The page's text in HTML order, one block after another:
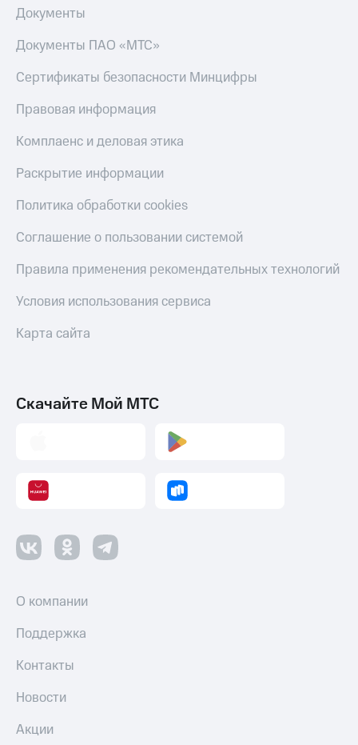
Документы
Документы ПАО «МТС»
Сертификаты безопасности Минцифры
Правовая информация
Комплаенс и деловая этика
Раскрытие информации
Политика обработки cookies
Соглашение о пользовании системой
Правила применения рекомендательных технологий
Условия использования сервиса
Карта сайта
Скачайте Мой МТС
О компании
Поддержка
Контакты
Новости
Акции